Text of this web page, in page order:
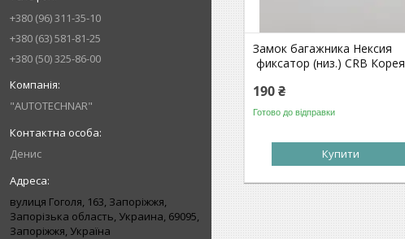
+380 (96) 311-35-10
+380 (63) 581-81-25
+380 (50) 325-86-00
"AUTOTECHNAR"
Денис
вулиця Гоголя, 163, Запоріжжя,
Запорізька область, Украина, 69095,
Запоріжжя, Україна
Замок багажника Нексия
фиксатор (низ.) CRB Корея
190 ₴
Готово до відправки
Купити